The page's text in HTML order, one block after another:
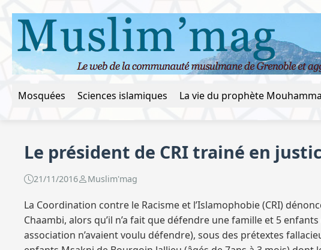
Mosquées Sciences islamiques
Le président de CRI trainé en
21/11/2016 Muslim'mag
La Coordination contre le Racisme et l’Islamophobie (CRI)
Chaambi, alors qu’il n’a fait que défendre une famille et 5
association n’avaient voulu défendre), sous des prétextes